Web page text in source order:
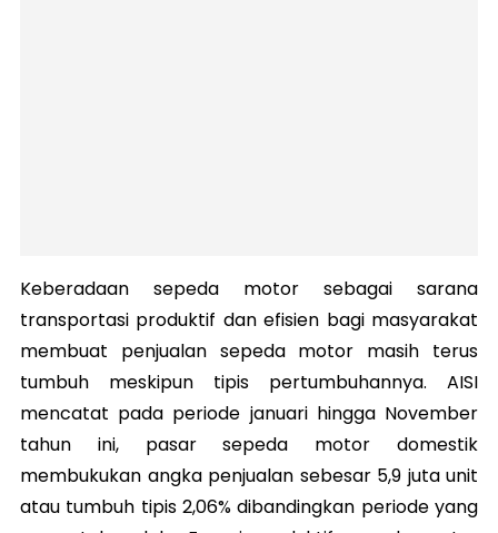
Keberadaan sepeda motor sebagai sarana
transportasi produktif dan efisien bagi masyarakat
membuat penjualan sepeda motor masih terus
tumbuh meskipun tipis pertumbuhannya. AISI
mencatat pada periode januari hingga November
tahun ini, pasar sepeda motor domestik
membukukan angka penjualan sebesar 5,9 juta unit
atau tumbuh tipis 2,06% dibandingkan periode yang